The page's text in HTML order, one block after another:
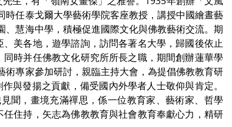
任泰戈爾大學藝術學院客座教授，講授中國繪晝藝
慧海中學，積極促進國際文化與佛教藝術交流。期
美各地，遊學諮詢，訪問各著名大學，歸國後依止
時并任佛教文化研究所所長之職，期間創辦蓮華學
專家參加研討，親臨主持大會，為提倡佛教教育研
與發揚之貢獻，備受國內外學者人士敬仰與肯定。
聞，畫境充滿禪思，係一位教育家、藝術家、哲學
住持，矢志為佛教教育與社會教育奉獻心力，精研